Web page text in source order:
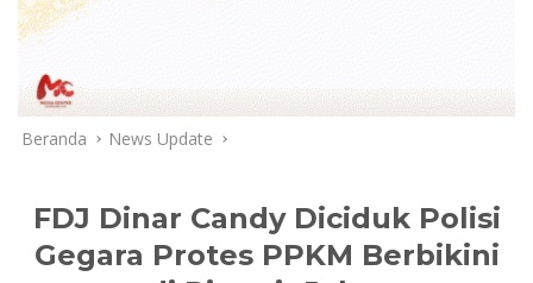
Beranda News Update
FDJ Dinar Candy Diciduk Polisi
Gegara Protes PPKM Berbikini